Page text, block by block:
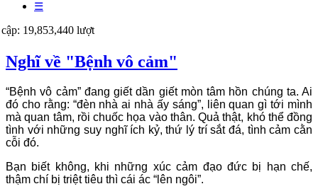
☰
19,853,440 lượt
Nghĩ về "Bệnh vô cảm"
“Bệnh vô cảm” đang giết dần giết mòn tâm hồn chúng ta. Ai
đó cho rằng: “đèn nhà ai nhà ấy sáng”, liên quan gì tới mình
mà quan tâm, rồi chuốc họa vào thân. Quả thật, khó thể đồng
tình với những suy nghĩ ích kỷ, thứ lý trí sắt đá, tình cảm cằn
cỗi đó.
Bạn biết không, khi những xúc cảm đạo đức bị hạn chế,
thậm chí bị triệt tiêu thì cái ác “lên ngôi”.